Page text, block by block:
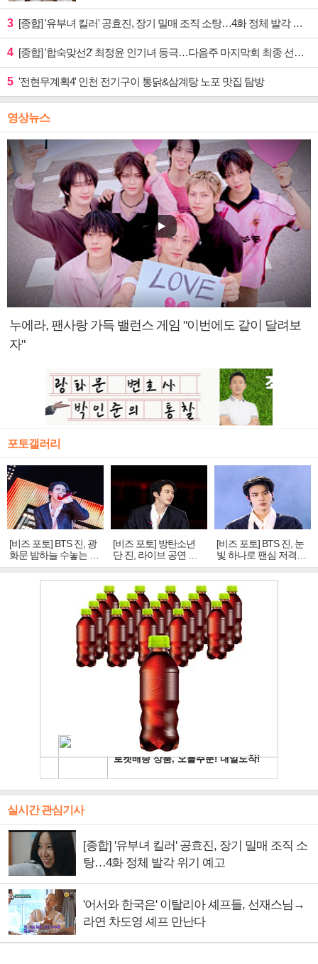
3 [종합] '유부녀 킬러' 공효진, 장기 밀매 조직 소탕…4화 정체 발각 위기 예고
4 [종합] '합숙맞선2' 최정윤 인기녀 등극…다음주 마지막회 최종 선택 예고
5 '전현무계획4' 인천 전기구이 통닭&삼계탕 노포 맛집 탐방
영상뉴스
누에라, 팬사랑 가득 밸런스 게임 "이번에도 같이 달려보
자"
포토갤러리
[비즈 포토] BTS 진, 광
화문 밤하늘 수놓는 '비
주얼 킹'의 열창
[비즈 포토] 방탄소년
단 진, 라이브 공연 중
빛나는 독보적 아우라
[비즈 포토] BTS 진, 눈
빛 하나로 팬심 저격…
독보적 카리스마
실시간 관심기사
[종합] '유부녀 킬러' 공효진, 장기 밀매 조직 소
탕…4화 정체 발각 위기 예고
'어서와 한국은' 이탈리아 셰프들, 선재스님→
라연 차도영 셰프 만난다